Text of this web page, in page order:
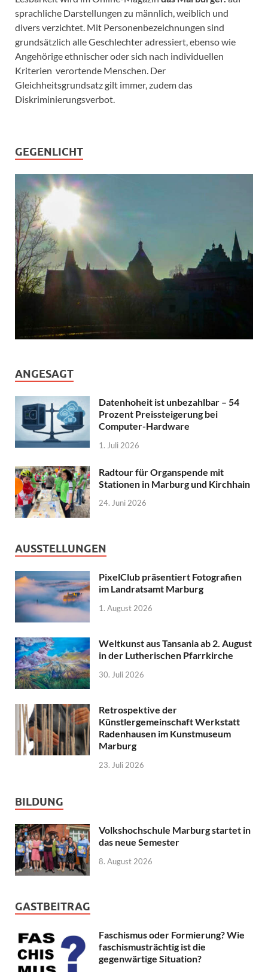
sprachliche Darstellungen zu männlich, weiblich und
divers verzichtet. Mit Personenbezeichnungen sind
grundsätzlich alle Geschlechter adressiert, ebenso wie
Angehörige ethnischer oder sich nach individuellen
Kriterien verortende Menschen. Der
Gleichheitsgrundsatz gilt immer, zudem das
Diskriminierungsverbot.
GEGENLICHT
ANGESAGT
Datenhoheit ist unbezahlbar – 54
Prozent Preissteigerung bei
Computer-Hardware
1. Juli 2026
Radtour für Organspende mit
Stationen in Marburg und Kirchhain
24. Juni 2026
AUSSTELLUNGEN
PixelClub präsentiert Fotografien
im Landratsamt Marburg
1. August 2026
Weltkunst aus Tansania ab 2. August
in der Lutherischen Pfarrkirche
30. Juli 2026
Retrospektive der
Künstlergemeinschaft Werkstatt
Radenhausen im Kunstmuseum
Marburg
23. Juli 2026
BILDUNG
Volkshochschule Marburg startet in
das neue Semester
8. August 2026
GASTBEITRAG
Faschismus oder Formierung? Wie
faschismusträchtig ist die
gegenwärtige Situation?